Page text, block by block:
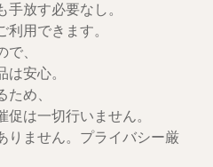
放す必要なし。
利用できます。
で、
安心。
ため、
は一切行いません。
りません。プライバシー厳